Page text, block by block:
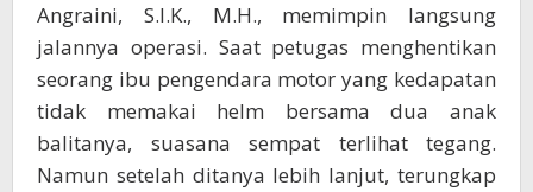
Angraini, S.I.K., M.H., memimpin langsung
jalannya operasi. Saat petugas menghentikan
seorang ibu pengendara motor yang kedapatan
tidak memakai helm bersama dua anak
balitanya, suasana sempat terlihat tegang.
Namun setelah ditanya lebih lanjut, terungkap